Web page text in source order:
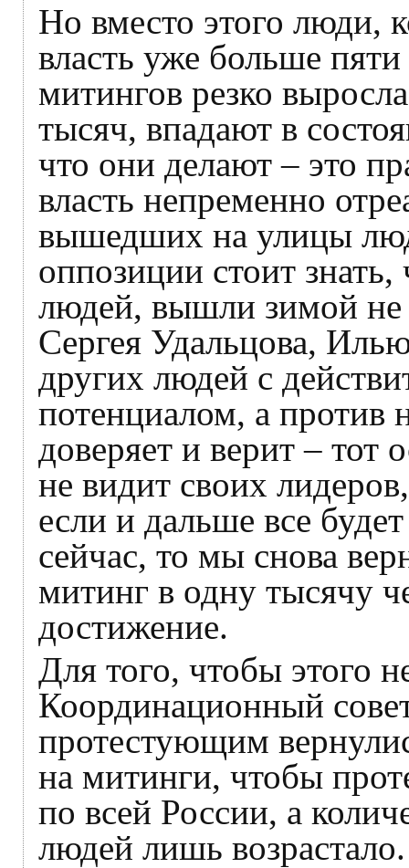
Но вместо этого люди,
власть уже больше
митингов резко
тысяч, впадают в
что они делают – это
власть непременно
вышедших на улицы
оппозиции стоит
людей, вышли зимой не
Сергея Удальцова,
других людей с
потенциалом, а против
доверяет и верит – тот
не видит своих
если и дальше все
сейчас, то мы снова
митинг в одну тысячу
достижение.
Для того, чтобы этого
Координационный
протестующим
на митинги, чтобы
по всей России, а
людей лишь возрастало.